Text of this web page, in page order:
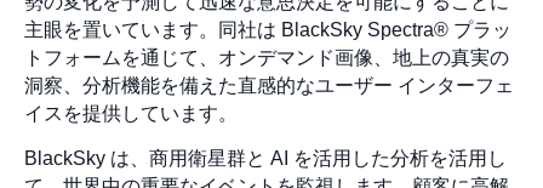
主眼を置いています。同社は BlackSky Spectra® プラッ
トフォームを通じて、オンデマンド画像、地上の真実の
洞察、分析機能を備えた直感的なユーザー インターフェ
イスを提供しています。
BlackSky は、商用衛星群と AI を活用した分析を活用し